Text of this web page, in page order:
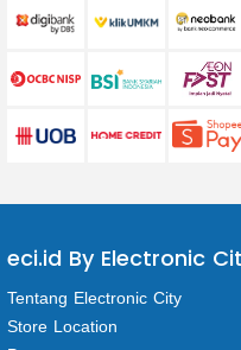
eci.id By Electronic
Tentang Electronic City
Store Location